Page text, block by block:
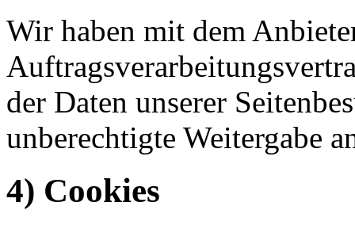
Wir haben mit dem
der Daten unserer
unberechtigte Weitergabe
4) Cookies